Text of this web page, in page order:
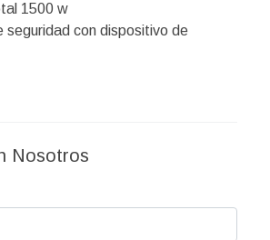
1500 w
seguridad con dispositivo de
Nosotros